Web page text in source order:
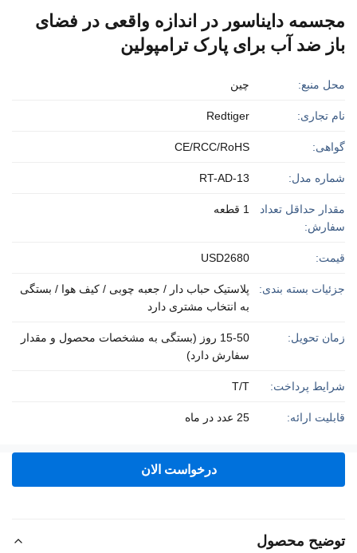
مجسمه دایناسور در اندازه واقعی در فضای
باز ضد آب برای پارک ترامپولین
محل منبع: چین
نام تجاری: Redtiger
گواهی: CE/RCC/RoHS
شماره مدل: RT-AD-13
مقدار حداقل تعداد
سفارش:
1 قطعه
قیمت: USD2680
جزئیات بسته بندی:
پلاستیک حباب دار / جعبه چوبی / کیف هوا / بستگی
به انتخاب مشتری دارد
زمان تحویل:
15-50 روز (بستگی به مشخصات محصول و مقدار
سفارش دارد)
شرایط پرداخت: T/T
قابلیت ارائه: 25 عدد در ماه
درخواست الان
توضیح محصول